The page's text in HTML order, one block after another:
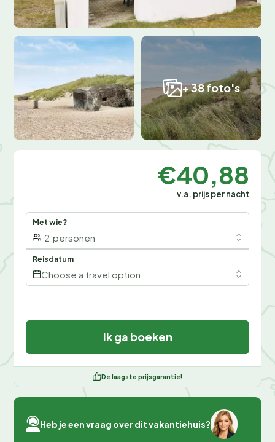
+ 38 foto's
€40,88
v.a. prijs per nacht
Met wie?
2 personen
Reisdatum
Choose a travel option
Ik ga boeken
De laagste prijsgarantie!
Heb je een vraag over dit vakantiehuis?